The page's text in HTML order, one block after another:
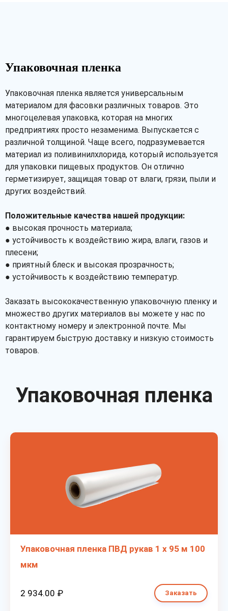
Рассчитать
Упаковочная пленка
Упаковочная пленка является универсальным
материалом для фасовки различных товаров. Это
многоцелевая упаковка, которая на многих
предприятиях просто незаменима. Выпускается с
различной толщиной. Чаще всего, подразумевается
материал из поливинилхлорида, который используется
для упаковки пищевых продуктов. Он отлично
герметизирует, защищая товар от влаги, грязи, пыли и
других воздействий.
Положительные качества нашей продукции:
● высокая прочность материала;
● устойчивость к воздействию жира, влаги, газов и
плесени;
● приятный блеск и высокая прозрачность;
● устойчивость к воздействию температур.
Заказать высококачественную упаковочную пленку и
множество других материалов вы можете у нас по
контактному номеру и электронной почте. Мы
гарантируем быструю доставку и низкую стоимость
товаров.
Упаковочная пленка
Упаковочная пленка ПВД рукав 1 х 95 м 100
мкм
2 934.00 ₽ Заказать